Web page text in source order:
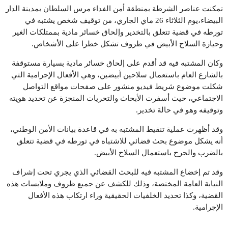
تمكنت عناصر الشرطة بمنطقة أمن الفداء مرس السلطان بمدينة الدار
البيضاء،يوم الثلاثاء 26 ماي الجاري، من توقيف شخص يشتبه في
تورطه في قضية تتعلق بالتخدير وإلحاق خسائر مادية بممتلكات الغير
وحيازة السلاح الأبيض في ظروف تشكل خطرا على الأشخاص.
وكان المشتبه فيه قد أقدم على إلحاق خسائر مادية بسيارة مستوقفة
بالشارع العام باستعمال سلاحين أبيضين، وهي الأفعال الإجرامية التي
شكلت موضوع شريط فيديو منشور على صفحات مواقع التواصل
الاجتماعي، حيث أسفرت الأبحاث والتحريات المنجزة عن تحديد هويته
وتوقيفه وهو في حالة تخدير.
وقد أظهرت عملية تنقيط المشتبه به في قاعدة بيانات الأمن الوطني،
أنه يشكل موضوع بحث قضائي للاشتباه في تورطه في قضية تتعلق
بالضرب والجرح باستعمال السلاح الأبيض.
وقد تم إخضاع المشتبه فيه للبحث القضائي الذي يجري تحت إشراف
النيابة العامة المختصة، وذلك للكشف عن جميع ظروف وملابسات هذه
القضية، وكذا تحديد الخلفيات الحقيقية وراء ارتكاب هذه الأفعال
الإجرامية.